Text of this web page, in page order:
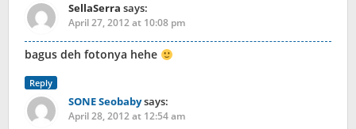
SellaSerra says:
April 27, 2012 at 10:08 pm
bagus deh fotonya hehe
Reply
SONE Seobabysays:
April 28, 2012 at 12:54 am